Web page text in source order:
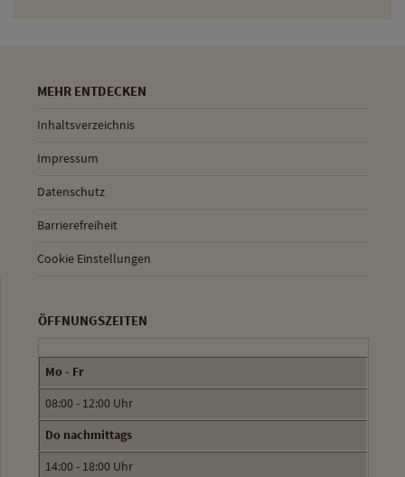
MEHR ENTDECKEN
Inhaltsverzeichnis
Impressum
Datenschutz
Barrierefreiheit
Cookie Einstellungen
ÖFFNUNGSZEITEN
Mo - Fr
08:00 - 12:00 Uhr
Do nachmittags
14:00 - 18:00 Uhr